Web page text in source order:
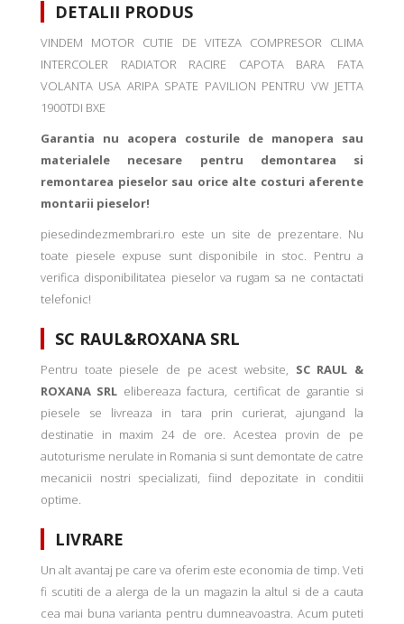
DETALII PRODUS
VINDEM MOTOR CUTIE DE VITEZA COMPRESOR CLIMA
INTERCOLER RADIATOR RACIRE CAPOTA BARA FATA
VOLANTA USA ARIPA SPATE PAVILION PENTRU VW JETTA
1900TDI BXE
Garantia nu acopera costurile de manopera sau
materialele necesare pentru demontarea si
remontarea pieselor sau orice alte costuri aferente
montarii pieselor!
piesedindezmembrari.ro este un site de prezentare. Nu
toate piesele expuse sunt disponibile in stoc. Pentru a
verifica disponibilitatea pieselor va rugam sa ne contactati
telefonic!
SC RAUL&ROXANA SRL
Pentru toate piesele de pe acest website, SC RAUL &
ROXANA SRL elibereaza factura, certificat de garantie si
piesele se livreaza in tara prin curierat, ajungand la
destinatie in maxim 24 de ore. Acestea provin de pe
autoturisme nerulate in Romania si sunt demontate de catre
mecanicii nostri specializati, fiind depozitate in conditii
optime.
LIVRARE
Un alt avantaj pe care va oferim este economia de timp. Veti
fi scutiti de a alerga de la un magazin la altul si de a cauta
cea mai buna varianta pentru dumneavoastra. Acum puteti